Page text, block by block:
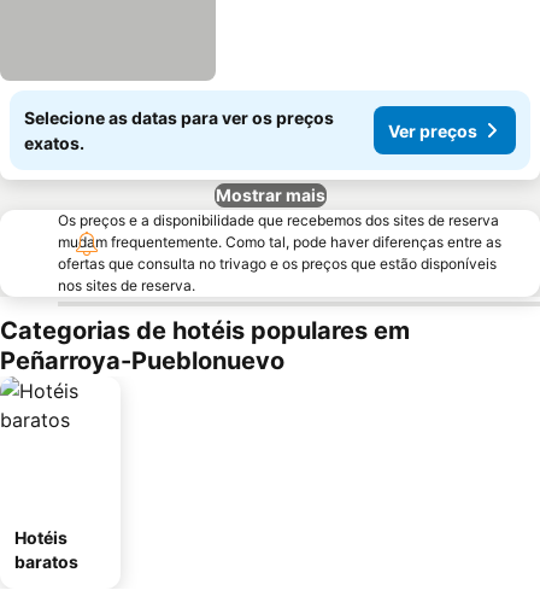
Selecione as datas para ver os preços
exatos.
Ver preços
Mostrar mais
Os preços e a disponibilidade que recebemos dos sites de reserva
mudam frequentemente. Como tal, pode haver diferenças entre as
ofertas que consulta no trivago e os preços que estão disponíveis
nos sites de reserva.
Categorias de hotéis populares em
Peñarroya-Pueblonuevo
Hotéis
baratos